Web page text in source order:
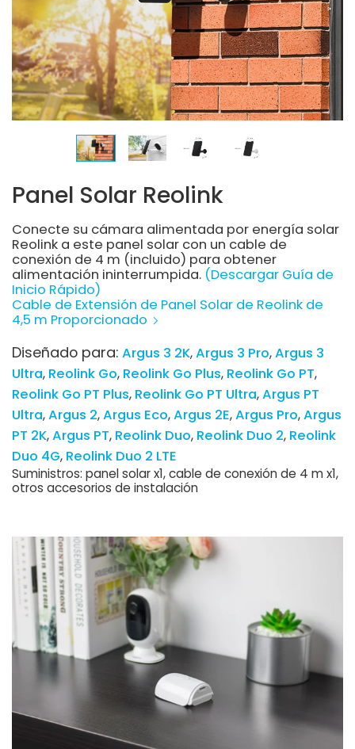
Panel Solar Reolink
Conecte su cámara alimentada por energía solar
Reolink a este panel solar con un cable de
conexión de 4 m (incluido) para obtener
alimentación ininterrumpida. (Descargar Guía de
Inicio Rápido)
Cable de Extensión de Panel Solar de Reolink de
4,5 m Proporcionado
Diseñado para: Argus 3 2K Argus 3 Pro Argus 3
Ultra Reolink Go Reolink Go Plus Reolink Go PT
Reolink Go PT Plus Reolink Go PT Ultra Argus PT
Ultra Argus 2 Argus Eco Argus 2E Argus Pro Argus
PT 2K Argus PT Reolink Duo Reolink Duo 2 Reolink
Duo 4G Reolink Duo 2 LTE
Suministros: panel solar x1, cable de conexión de 4 m x1,
otros accesorios de instalación